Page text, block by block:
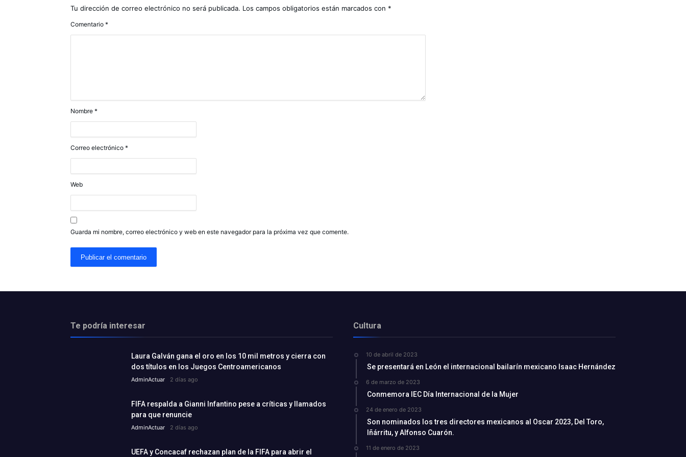
Tu dirección de correo electrónico no será publicada. Los campos obligatorios están marcados con *
Comentario *
Nombre *
Correo electrónico *
Web
Guarda mi nombre, correo electrónico y web en este navegador para la próxima vez que comente.
Te podría interesar
Laura Galván gana el oro en los 10 mil metros y cierra con
dos títulos en los Juegos Centroamericanos
AdminActuar 2 días ago
FIFA respalda a Gianni Infantino pese a críticas y llamados
para que renuncie
AdminActuar 2 días ago
UEFA y Concacaf rechazan plan de la FIFA para abrir el
Cultura
10 de abril de 2023
Se presentará en León el internacional bailarín mexicano Isaac Hernández
6 de marzo de 2023
Conmemora IEC Día Internacional de la Mujer
24 de enero de 2023
Son nominados los tres directores mexicanos al Oscar 2023, Del Toro,
Iñárritu, y Alfonso Cuarón.
11 de enero de 2023